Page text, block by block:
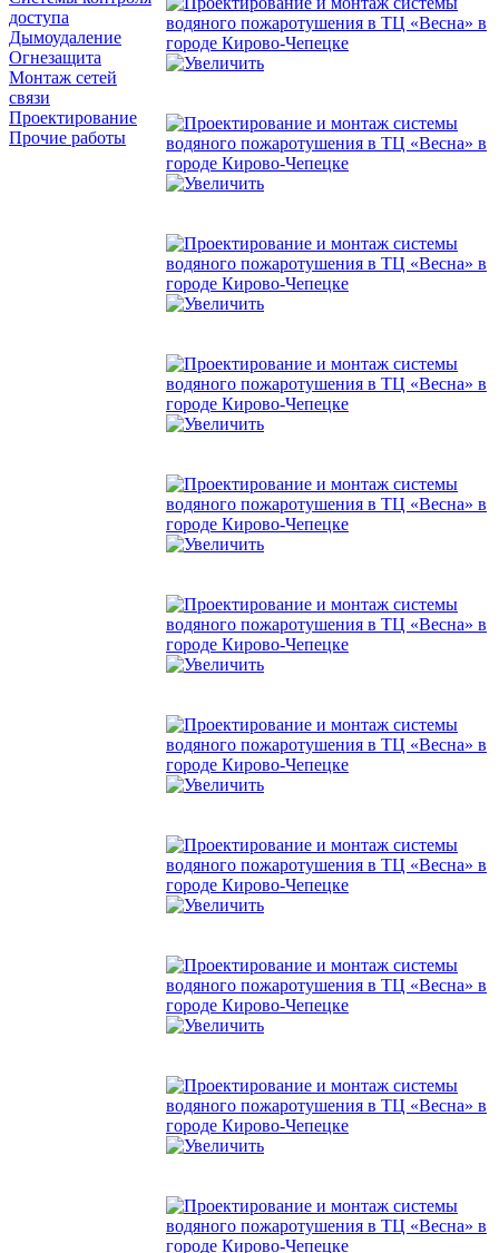
доступа
Дымоудаление
Огнезащита
Монтаж сетей
связи
Проектирование
Прочие работы